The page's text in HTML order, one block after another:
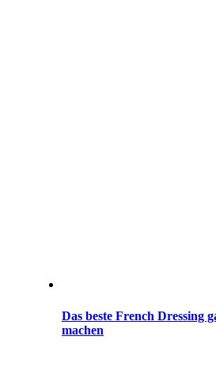
Das beste French Dressing
machen